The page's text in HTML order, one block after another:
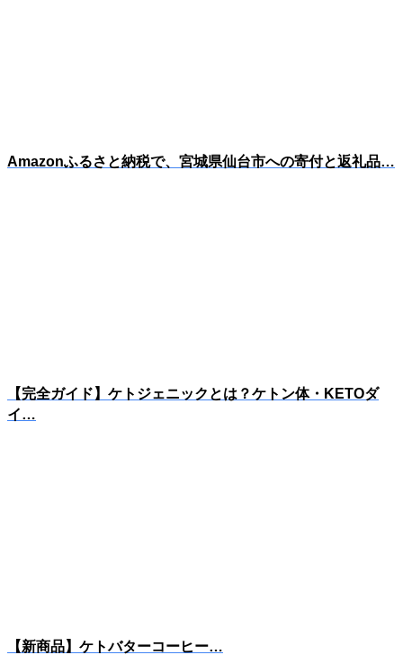
Amazonふるさと納税で、宮城県仙台市への寄付と返礼品…
【完全ガイド】ケトジェニックとは？ケトン体・KETOダ
イ…
【新商品】ケトバターコーヒー…